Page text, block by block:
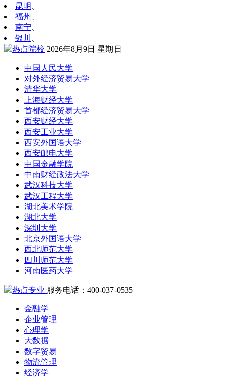
昆明
福州
南宁
银川
热点院校 2026年8月9日 星期日
中国人民大学
对外经济贸易大学
清华大学
上海财经大学
首都经济贸易大学
西安财经大学
西安工业大学
西安外国语大学
西安邮电大学
中国金融学院
中南财经政法大学
武汉科技大学
武汉工程大学
湖北美术学院
湖北大学
深圳大学
北京外国语大学
西北师范大学
四川师范大学
河南医药大学
热点专业 服务电话：400-037-0535
金融学
企业管理
心理学
大数据
数字贸易
物流管理
经济学